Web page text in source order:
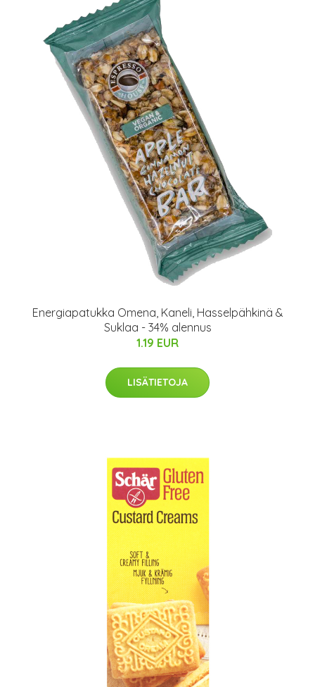
Energiapatukka Omena, Kaneli, Hasselpähkinä &
Suklaa - 34% alennus
1.19 EUR
LISÄTIETOJA